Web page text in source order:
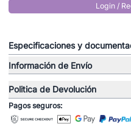
Login /
Especificaciones y
Información de Envío
Politica de Devolución
Pagos seguros: